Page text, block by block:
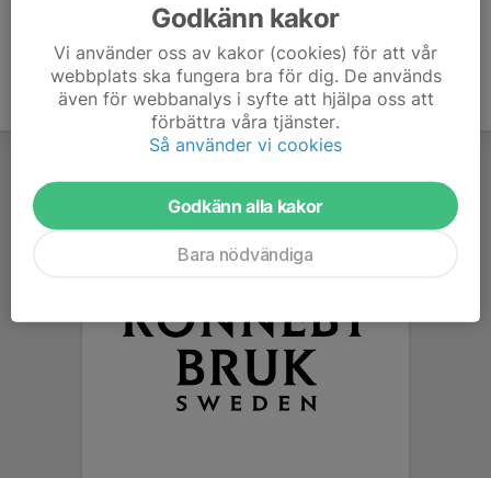
Godkänn kakor
Vi använder oss av kakor (cookies) för att vår
webbplats ska fungera bra för dig. De används
även för webbanalys i syfte att hjälpa oss att
förbättra våra tjänster.
Så använder vi cookies
Godkänn alla kakor
Bara nödvändiga